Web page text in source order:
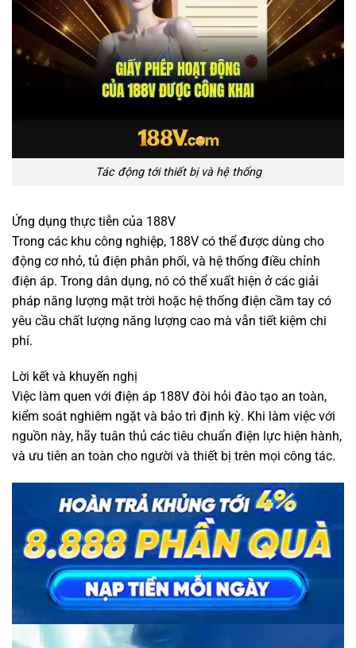
Tác động tới thiết bị và hệ thống
Ứng dụng thực tiễn của 188V
Trong các khu công nghiệp, 188V có thể được dùng cho
động cơ nhỏ, tủ điện phân phối, và hệ thống điều chỉnh
điện áp. Trong dân dụng, nó có thể xuất hiện ở các giải
pháp năng lượng mặt trời hoặc hệ thống điện cầm tay có
yêu cầu chất lượng năng lượng cao mà vẫn tiết kiệm chi
phí.
Lời kết và khuyến nghị
Việc làm quen với điện áp 188V đòi hỏi đào tạo an toàn,
kiểm soát nghiêm ngặt và bảo trì định kỳ. Khi làm việc với
nguồn này, hãy tuân thủ các tiêu chuẩn điện lực hiện hành,
và ưu tiên an toàn cho người và thiết bị trên mọi công tác.